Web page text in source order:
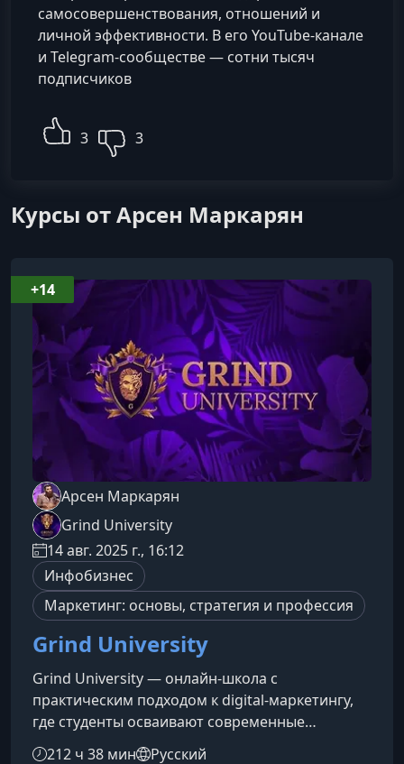
самосовершенствования, отношений и
личной эффективности. В его YouTube-канале
и Telegram-сообществе — сотни тысяч
подписчиков
3 3
Курсы от Арсен Маркарян
Арсен Маркарян
Grind University
14 авг. 2025 г., 16:12
Инфобизнес
Маркетинг: основы, стратегия и профессия
Grind University
Grind University — онлайн-школа с
практическим подходом к digital-маркетингу,
где студенты осваивают современные
инструменты продвижения, учатся создавать
212 ч 38 мин Русский
+14